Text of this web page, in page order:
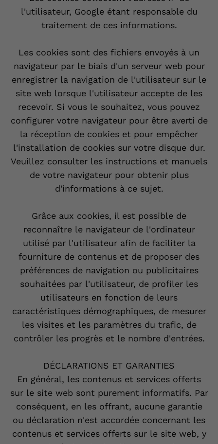
l'utilisateur, Google étant responsable du
traitement de ces informations.
Les cookies sont des fichiers envoyés à un
navigateur par le biais d'un serveur web pour
enregistrer la navigation de l'utilisateur sur le
site web lorsque l'utilisateur accepte de les
recevoir. Si vous le souhaitez, vous pouvez
configurer votre navigateur pour être averti de
la réception de cookies et pour empêcher
l'installation de cookies sur votre disque dur.
Veuillez consulter les instructions et manuels
de votre navigateur pour obtenir plus
d'informations à ce sujet.
Grâce aux cookies, il est possible de
reconnaître le navigateur de l'ordinateur
utilisé par l'utilisateur afin de faciliter la
fourniture de contenus et de proposer des
préférences de navigation ou publicitaires
souhaitées par l'utilisateur, de profiler les
utilisateurs en fonction de leurs
caractéristiques démographiques, de mesurer
les visites et les paramètres du trafic, de
contrôler les progrès et le nombre d'entrées.
DÉCLARATIONS ET GARANTIES
En général, les contenus et services offerts
sur le site web sont purement informatifs. Par
conséquent, en les offrant, aucune garantie
ou déclaration n'est accordée concernant les
contenus et services offerts sur le site web, y